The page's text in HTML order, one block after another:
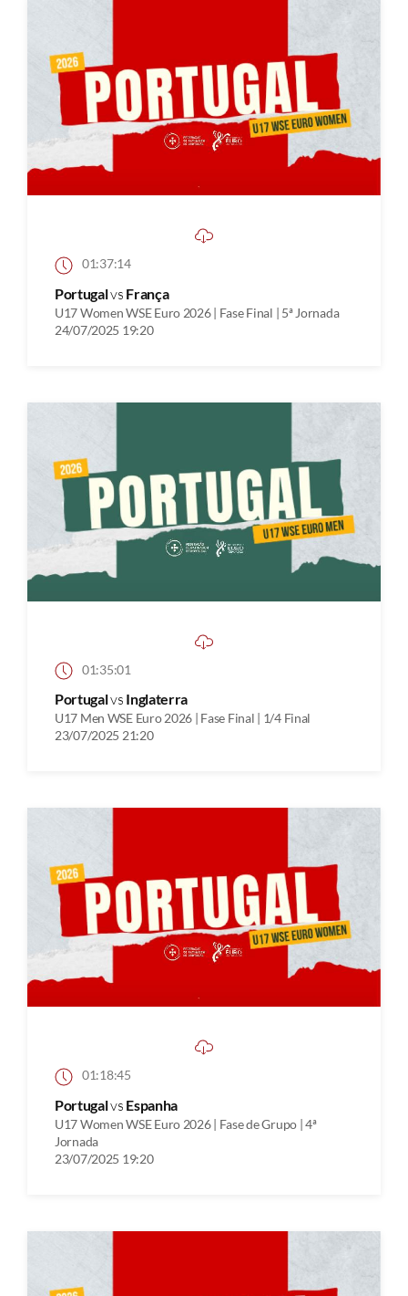
01:37:14
Portugalvs França
U17 Women WSE Euro 2026 | Fase Final | 5ª Jornada
24/07/2025 19:20
01:35:01
Portugalvs Inglaterra
U17 Men WSE Euro 2026 | Fase Final | 1/4 Final
23/07/2025 21:20
01:18:45
Portugalvs Espanha
U17 Women WSE Euro 2026 | Fase de Grupo | 4ª
Jornada
23/07/2025 19:20